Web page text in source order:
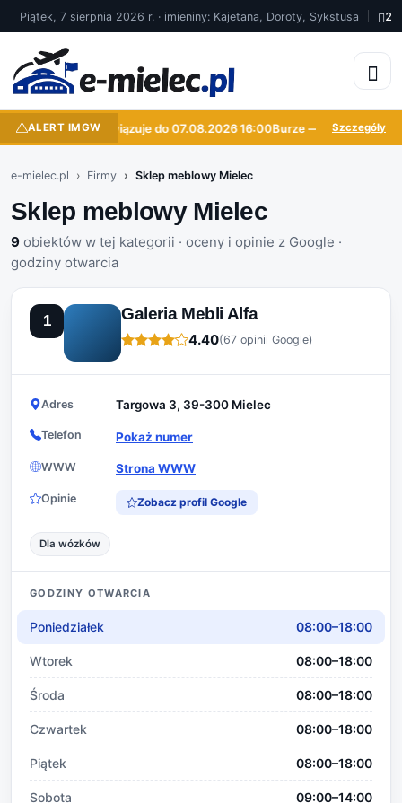
Piątek, 7 sierpnia 2026 r. · imieniny: Kajetana, Doroty, Sykstusa
ALERT IMGW
Burze — obowiązuje do 07.08.2026 16:00Burze — obowiązuje do
Szczegóły
e-mielec.pl Firmy Sklep meblowy Mielec
Sklep meblowy Mielec
9 obiektów w tej kategorii · oceny i opinie z Google ·
godziny otwarcia
1 Galeria Mebli Alfa
4.40(67 opinii Google)
Adres Targowa 3, 39-300 Mielec
Telefon Pokaż numer
WWW Strona WWW
Opinie Zobacz profil Google
Dla wózków
GODZINY OTWARCIA
Poniedziałek 08:00–18:00
Wtorek 08:00–18:00
Środa 08:00–18:00
Czwartek 08:00–18:00
Piątek 08:00–18:00
Sobota 09:00–14:00